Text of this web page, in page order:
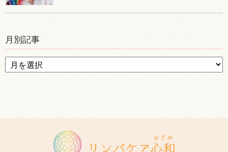
月別記事